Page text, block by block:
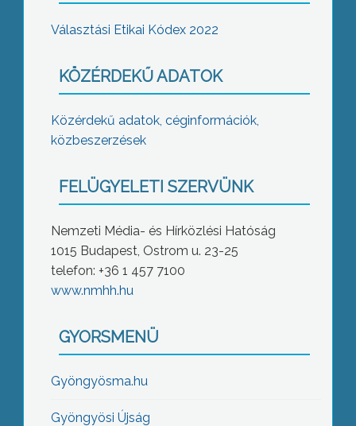
Választási Etikai Kódex 2022
KÖZÉRDEKŰ ADATOK
Közérdekű adatok, céginformációk,
közbeszerzések
FELÜGYELETI SZERVÜNK
Nemzeti Média- és Hírközlési Hatóság
1015 Budapest, Ostrom u. 23-25
telefon: +36 1 457 7100
www.nmhh.hu
GYORSMENÜ
Gyöngyösma.hu
Gyöngyösi Újság